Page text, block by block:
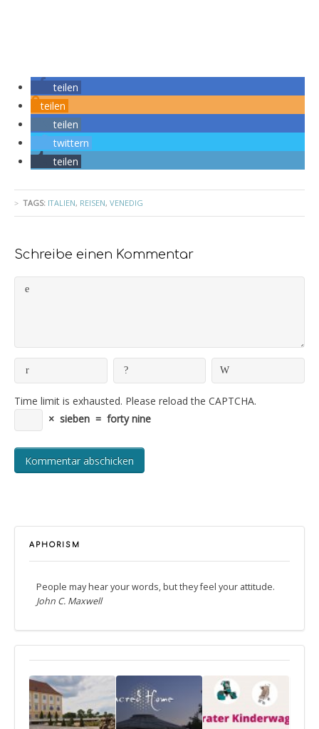
teilen
teilen
teilen
twittern
teilen
TAGS: ITALIEN, REISEN, VENEDIG
Schreibe einen Kommentar
Time limit is exhausted. Please reload the CAPTCHA.
× sieben = forty nine
APHORISM
People may hear your words, but they feel your attitude.
John C. Maxwell